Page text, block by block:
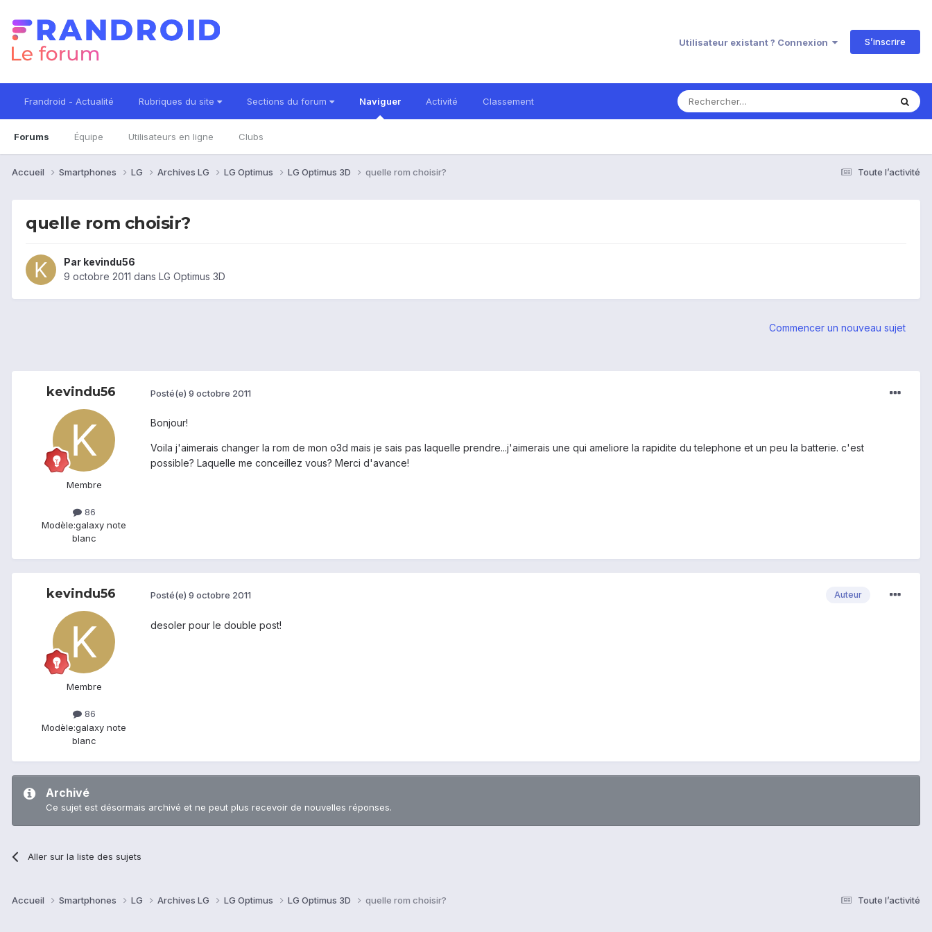
Utilisateur existant ? Connexion S’inscrire
Frandroid - Actualité Rubriques du site Sections du forum Naviguer
Forums Équipe Utilisateurs en ligne Clubs
Activité Classement
Toute l’activité
Accueil Smartphones LG Archives LG LG Optimus LG Optimus 3D quelle rom choisir?
quelle rom choisir?
Par kevindu56
9 octobre 2011 dans LG Optimus 3D
Commencer un nouveau sujet
kevindu56
Membre
86
Modèle:galaxy note
blanc
Posté(e) 9 octobre 2011
Bonjour!
Voila j'aimerais changer la rom de mon o3d mais je sais pas laquelle prendre...j'aimerais une qui ameliore la rapidite du telephone et un peu la batterie. c'est
possible? Laquelle me conceillez vous? Merci d'avance!
kevindu56
Membre
86
Modèle:galaxy note
blanc
Auteur
Posté(e) 9 octobre 2011
desoler pour le double post!
Archivé
Ce sujet est désormais archivé et ne peut plus recevoir de nouvelles réponses.
Aller sur la liste des sujets
Toute l’activité
Accueil Smartphones LG Archives LG LG Optimus LG Optimus 3D quelle rom choisir?